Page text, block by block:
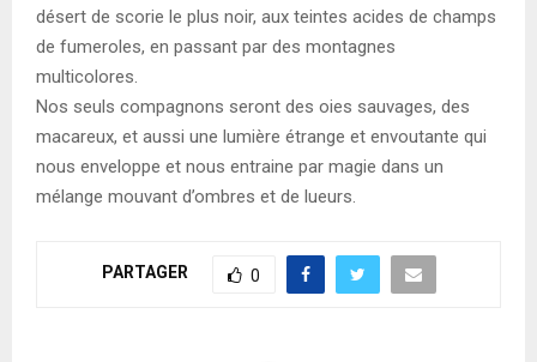
désert de scorie le plus noir, aux teintes acides de champs
de fumeroles, en passant par des montagnes
multicolores.
Nos seuls compagnons seront des oies sauvages, des
macareux, et aussi une lumière étrange et envoutante qui
nous enveloppe et nous entraine par magie dans un
mélange mouvant d’ombres et de lueurs.
PARTAGER 0